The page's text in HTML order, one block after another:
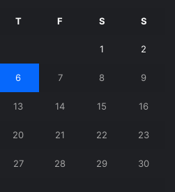
T F S S
1 2
6 7 8 9
13 14 15 16
20 21 22 23
27 28 29 30